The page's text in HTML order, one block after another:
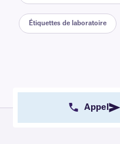
Étiquettes de laboratoire
Appel